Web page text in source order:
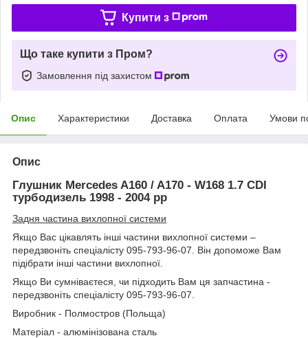
Купити з
Що таке купити з Пром?
Замовлення під захистом
Опис Характеристики Доставка Оплата Умови
Опис
Глушник Mercedes A160 / A170 - W168 1.7 CDI
турбодизель 1998 - 2004 рр
Задня частина вихлопної системи
Якщо Вас цікавлять інші частини вихлопної системи –
передзвоніть спеціалісту 095-793-96-07. Він допоможе Вам
підібрати інші частини вихлопної.
Якщо Ви сумніваєтеся, чи підходить Вам ця запчастина -
передзвоніть спеціалісту 095-793-96-07.
Виробник - Полмостров (Польща)
Матеріал - алюмінізована сталь